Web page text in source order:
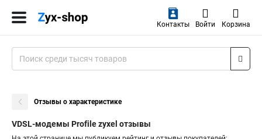
Контакты Войти Корзина
Отзывы о характеристике
VDSL-модемы Profile zyxel отзывы